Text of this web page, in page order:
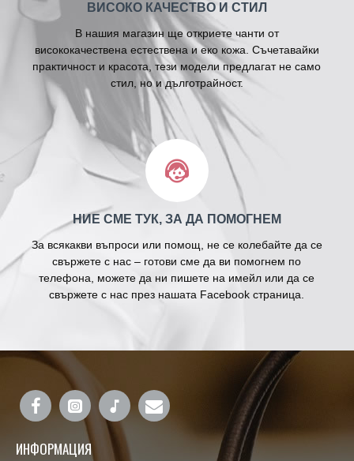
ВИСОКО КАЧЕСТВО И СТИЛ
В нашия магазин ще откриете чанти от
висококачествена естествена и еко кожа. Съчетавайки
практичност и красота, тези модели предлагат не само
стил, но и дълготрайност.
НИЕ СМЕ ТУК, ЗА ДА ПОМОГНЕМ
За всякакви въпроси или помощ, не се колебайте да се
свържете с нас – готови сме да ви помогнем по
телефона, можете да ни пишете на имейл или да се
свържете с нас през нашата Facebook страница.
ИНФОРМАЦИЯ